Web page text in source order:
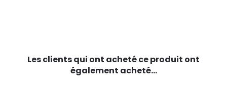
Les clients qui ont acheté ce produit ont
également acheté...